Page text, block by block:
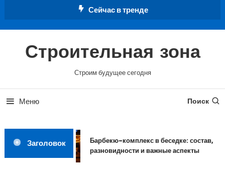
Сейчас в тренде
Строительная зона
Строим будущее сегодня
Меню Поиск
Заголовок
Барбекю-комплекс в беседке: состав,
разновидности и важные аспекты